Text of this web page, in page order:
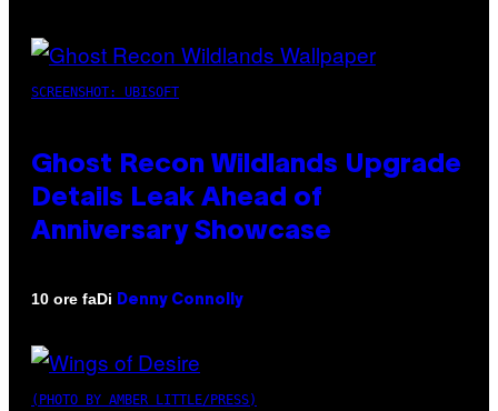
SCREENSHOT: UBISOFT
Ghost Recon Wildlands Upgrade
Details Leak Ahead of
Anniversary Showcase
10 ore faDi Denny Connolly
(PHOTO BY AMBER LITTLE/PRESS)